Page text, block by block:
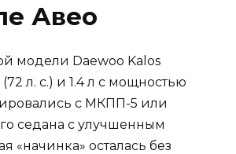
Авео
модели Daewoo Kalos
л. с.) и 1.4 л с мощностью
с МКПП-5 или
седана с улучшенным
осталась без